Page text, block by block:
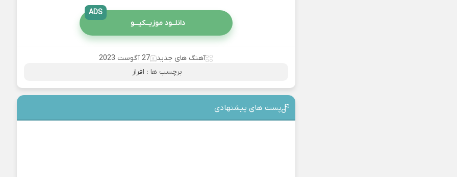
دانلــود موزیــکیـــو
ADS
آهنگ های جدید
27 آگوست 2023
برچسب ها : افراز
پست های پیشنهادی